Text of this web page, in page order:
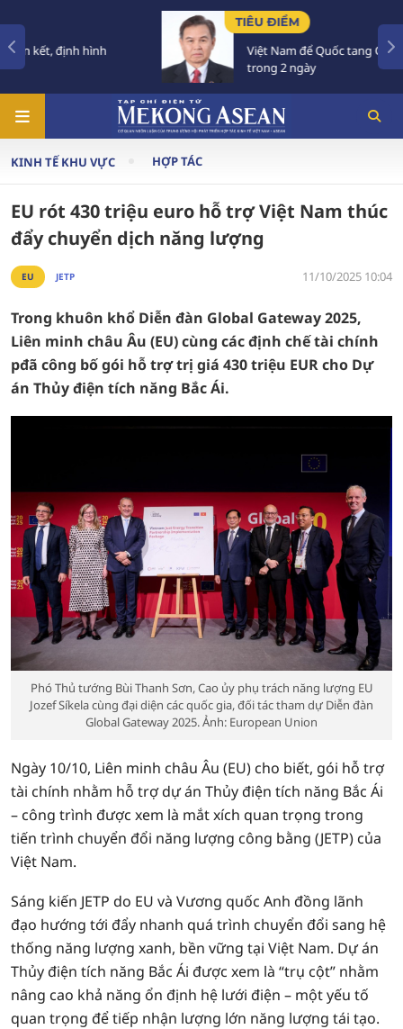
Việt Nam để Quốc tang Chủ tịch Quốc hội Lào
trong 2 ngày
KINH TẾ KHU VỰC HỢP TÁC
EU rót 430 triệu euro hỗ trợ Việt Nam thúc
đẩy chuyển dịch năng lượng
EU JETP 11/10/2025 10:04
Trong khuôn khổ Diễn đàn Global Gateway 2025,
Liên minh châu Âu (EU) cùng các định chế tài chính
pđã công bố gói hỗ trợ trị giá 430 triệu EUR cho Dự
án Thủy điện tích năng Bắc Ái.
Phó Thủ tướng Bùi Thanh Sơn, Cao ủy phụ trách năng lượng EU
Jozef Síkela cùng đại diện các quốc gia, đối tác tham dự Diễn đàn
Global Gateway 2025. Ảnh: European Union
Ngày 10/10, Liên minh châu Âu (EU) cho biết, gói hỗ trợ
tài chính nhằm hỗ trợ dự án Thủy điện tích năng Bắc Ái
– công trình được xem là mắt xích quan trọng trong
tiến trình chuyển đổi năng lượng công bằng (JETP) của
Việt Nam.
Sáng kiến JETP do EU và Vương quốc Anh đồng lãnh
đạo hướng tới đẩy nhanh quá trình chuyển đổi sang hệ
thống năng lượng xanh, bền vững tại Việt Nam. Dự án
Thủy điện tích năng Bắc Ái được xem là “trụ cột” nhằm
nâng cao khả năng ổn định hệ lưới điện – một yếu tố
quan trọng để tiếp nhận lượng lớn năng lượng tái tạo.